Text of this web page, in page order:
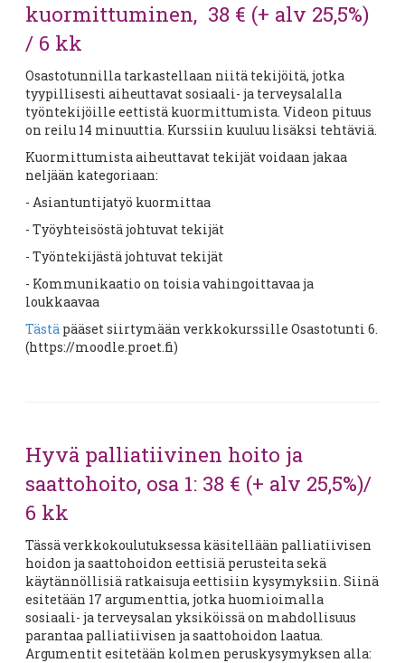
kuormittuminen, 38 € (+ alv 25,5%)
/ 6 kk
Osastotunnilla tarkastellaan niitä tekijöitä, jotka
tyypillisesti aiheuttavat sosiaali- ja terveysalalla
työntekijöille eettistä kuormittumista. Videon pituus
on reilu 14 minuuttia. Kurssiin kuuluu lisäksi tehtäviä.
Kuormittumista aiheuttavat tekijät voidaan jakaa
neljään kategoriaan:
- Asiantuntijatyö kuormittaa
- Työyhteisöstä johtuvat tekijät
- Työntekijästä johtuvat tekijät
- Kommunikaatio on toisia vahingoittavaa ja
loukkaavaa
Tästä pääset siirtymään verkkokurssille Osastotunti 6.
(https://moodle.proet.fi)
Hyvä palliatiivinen hoito ja
saattohoito, osa 1: 38 € (+ alv 25,5%)/
6 kk
Tässä verkkokoulutuksessa käsitellään palliatiivisen
hoidon ja saattohoidon eettisiä perusteita sekä
käytännöllisiä ratkaisuja eettisiin kysymyksiin. Siinä
esitetään 17 argumenttia, jotka huomioimalla
sosiaali- ja terveysalan yksiköissä on mahdollisuus
parantaa palliatiivisen ja saattohoidon laatua.
Argumentit esitetään kolmen peruskysymyksen alla: